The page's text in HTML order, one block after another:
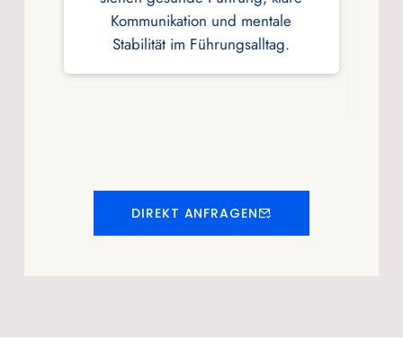
Kommunikation und mentale
Stabilität im Führungsalltag.
DIREKT ANFRAGEN